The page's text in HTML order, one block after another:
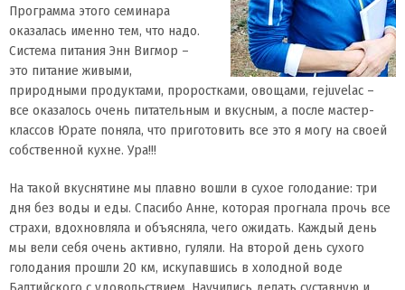
Программа этого семинара
оказалась именно тем, что надо.
Система питания Энн Вигмор –
это питание живыми,
природными продуктами, проростками, овощами, rejuvelac –
все оказалось очень питательным и вкусным, а после мастер-
классов Юрате поняла, что приготовить все это я могу на своей
собственной кухне. Ура!!!
На такой вкуснятине мы плавно вошли в сухое голодание: три
дня без воды и еды. Спасибо Анне, которая прогнала прочь все
страхи, вдохновляла и объясняла, чего ожидать. Каждый день
мы вели себя очень активно, гуляли. На второй день сухого
голодания прошли 20 км, искупавшись в холодной воде